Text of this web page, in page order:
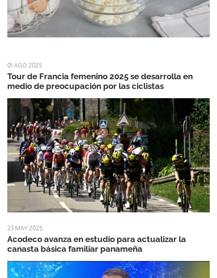
01 AGO 2025
Tour de Francia femenino 2025 se desarrolla en
medio de preocupación por las ciclistas
23 MAY 2025
Acodeco avanza en estudio para actualizar la
canasta básica familiar panameña